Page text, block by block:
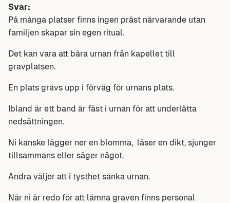
Svar:
På många platser finns ingen präst närvarande utan
familjen skapar sin egen ritual.
Det kan vara att bära urnan från kapellet till
gravplatsen.
En plats grävs upp i förväg för urnans plats.
Ibland är ett band är fäst i urnan för att underlätta
nedsättningen.
Ni kanske lägger ner en blomma, läser en dikt, sjunger
tillsammans eller säger något.
Andra väljer att i tysthet sänka urnan.
När ni är redo för att lämna graven finns personal